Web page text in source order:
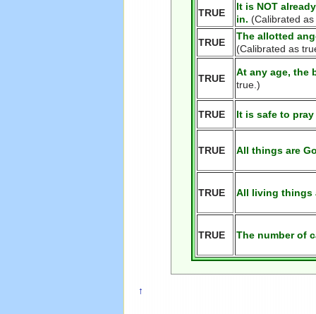
TRUE
It is NOT
in. (Calibrated
TRUE
The allotted
(Calibrated as
TRUE
At any age, the
true.)
TRUE It is safe to pray
TRUE All things are
TRUE All living things
TRUE The number of
↑